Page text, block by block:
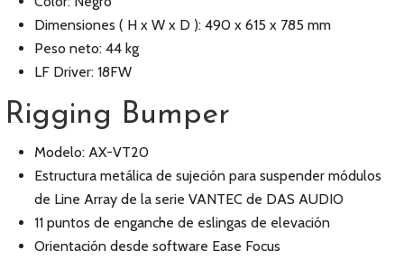
Dimensiones ( H x W x D ): 490 x 615 x 785 mm
Peso neto: 44 kg
LF Driver: 18FW
Rigging Bumper
Modelo: AX-VT20
Estructura metálica de sujeción para suspender módulos
de Line Array de la serie VANTEC de DAS AUDIO
11 puntos de enganche de eslingas de elevación
Orientación desde software Ease Focus